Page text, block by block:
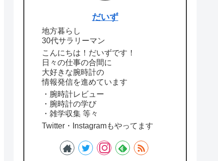
だいず
地方暮らし
30代サラリーマン
こんにちは！だいずです！
日々の仕事の合間に
大好きな腕時計の
情報発信を進めています
・腕時計レビュー
・腕時計の学び
・雑学収集 等々
Twitter・Instagramもやってます